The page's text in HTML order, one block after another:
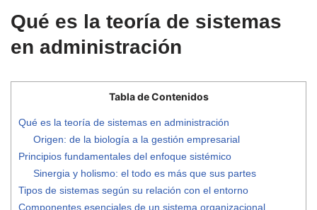
Qué es la teoría de sistemas
en administración
Tabla de Contenidos
Qué es la teoría de sistemas en administración
Origen: de la biología a la gestión empresarial
Principios fundamentales del enfoque sistémico
Sinergia y holismo: el todo es más que sus partes
Tipos de sistemas según su relación con el entorno
Componentes esenciales de un sistema organizacional